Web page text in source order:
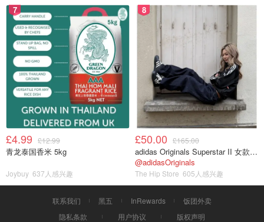
7
£4.99 £12.99
青龙泰国香米 5kg
Joybuy 637人感兴趣
8
£50.00 £165.00
adidas Originals Superstar II 女款串珠休闲鞋 黑色
@adidasOriginals
The Hip Store 605人感兴趣
联系我们 黑五 InRewards
饭团外卖
隐私条款
用户协议 版权声明